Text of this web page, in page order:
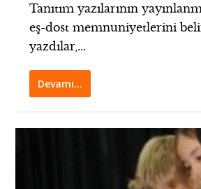
Tanıtım yazılarının
eş-dost memnuniyetlerini
yazdılar,...
Devamı…